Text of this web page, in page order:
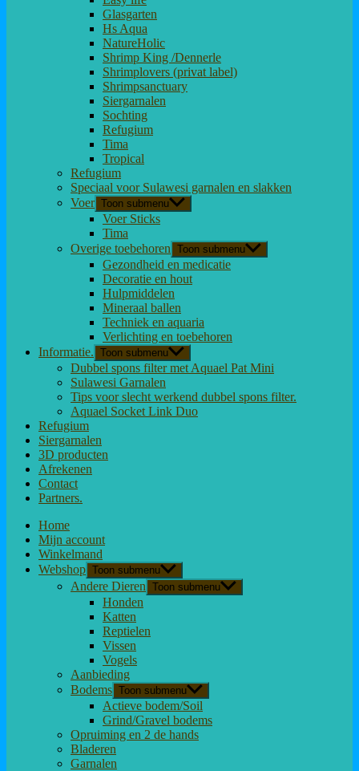
Glasgarten
Hs Aqua
NatureHolic
Shrimp King /Dennerle
Shrimplovers (privat label)
Shrimpsanctuary
Siergarnalen
Sochting
Refugium
Tima
Tropical
Refugium
Speciaal voor Sulawesi garnalen en slakken
Voer Toon submenu
Voer Sticks
Tima
Overige toebehoren Toon submenu
Gezondheid en medicatie
Decoratie en hout
Hulpmiddelen
Mineraal ballen
Techniek en aquaria
Verlichting en toebehoren
Informatie. Toon submenu
Dubbel spons filter met Aquael Pat Mini
Sulawesi Garnalen
Tips voor slecht werkend dubbel spons filter.
Aquael Socket Link Duo
Refugium
Siergarnalen
3D producten
Afrekenen
Contact
Partners.
Home
Mijn account
Winkelmand
Webshop Toon submenu
Andere Dieren Toon submenu
Honden
Katten
Reptielen
Vissen
Vogels
Aanbieding
Bodems Toon submenu
Actieve bodem/Soil
Grind/Gravel bodems
Opruiming en 2 de hands
Bladeren
Garnalen